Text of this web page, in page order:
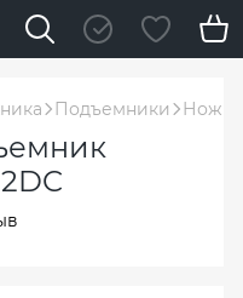
Подъемники